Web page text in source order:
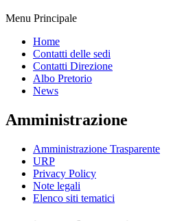
Menu Principale
Home
Contatti delle sedi
Contatti Direzione
Albo Pretorio
News
Amministrazione
Amministrazione Trasparente
URP
Privacy Policy
Note legali
Elenco siti tematici